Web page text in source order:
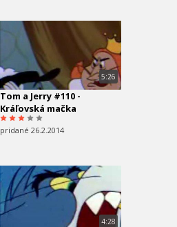
5:26
Tom a Jerry #110 -
Kráľovská mačka
pridané 26.2.2014
4:28